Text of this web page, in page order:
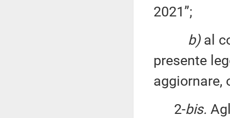
2021”;
b)al
presente
aggiornare,
2-bis.